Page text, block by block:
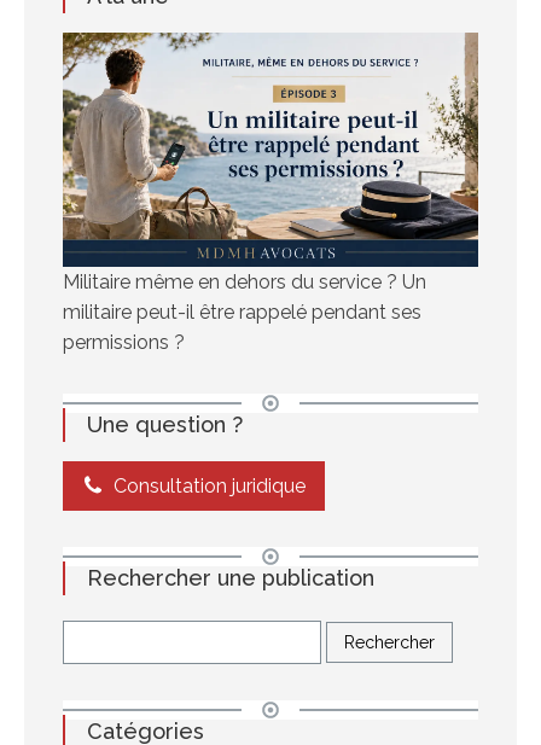
Militaire même en dehors du service ? Un
militaire peut-il être rappelé pendant ses
permissions ?
Une question ?
Consultation juridique
Rechercher une publication
Catégories